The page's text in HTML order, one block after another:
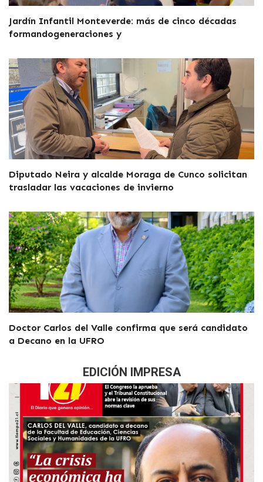
Jardín Infantil Monteverde: más de cinco décadas
formandogeneraciones y
Diputado Neira y alcalde Moraga de Cunco solicitan
trasladar las vacaciones de invierno
Doctor Carlos del Valle confirma que será candidato
a Decano en la UFRO
EDICIÓN IMPRESA